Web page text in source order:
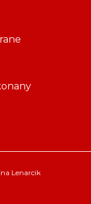
Lenarcik